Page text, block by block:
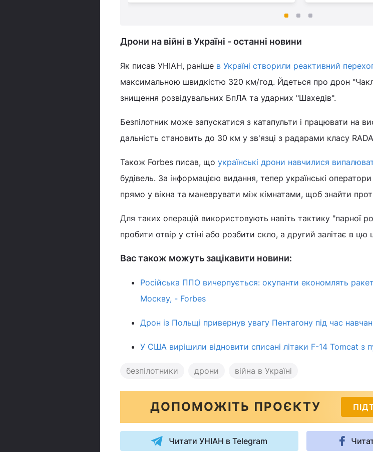
Дрони на війні в Україні - останні новини
Як писав УНІАН, раніше в Україні створили реактивний
максимальною швидкістю 320 км/год. Йдеться про дрон
знищення розвідувальних БпЛА та ударних "Шахедів".
Безпілотник може запускатися з катапульти і працювати на
дальність становить до 30 км у зв'язці з радарами класу
Також Forbes писав, що українські дрони навчилися
будівель. За інформацією видання, тепер українські
прямо у вікна та маневрувати між кімнатами, щоб знайти
Для таких операцій використовують навіть тактику "парної
пробити отвір у стіні або розбити скло, а другий залітає в цю
Вас також можуть зацікавити новини:
Російська ППО вичерпується: окупанти економлять
Москву, - Forbes
Дрон із Польщі привернув увагу Пентагону під час
У США вирішили відновити списані літаки F-14 Tomcat з
безпілотники дрони війна в Україні
ДОПОМОЖІТЬ ПРОЄКТУ
Читати УНІАН в Telegram